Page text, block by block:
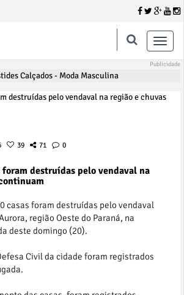
Toggle
39 71 0
foram destruídas pelo vendaval na
casas foram destruídas pelo vendaval
região Oeste do Paraná, na
deste domingo (20).
Civil da cidade foram registrados